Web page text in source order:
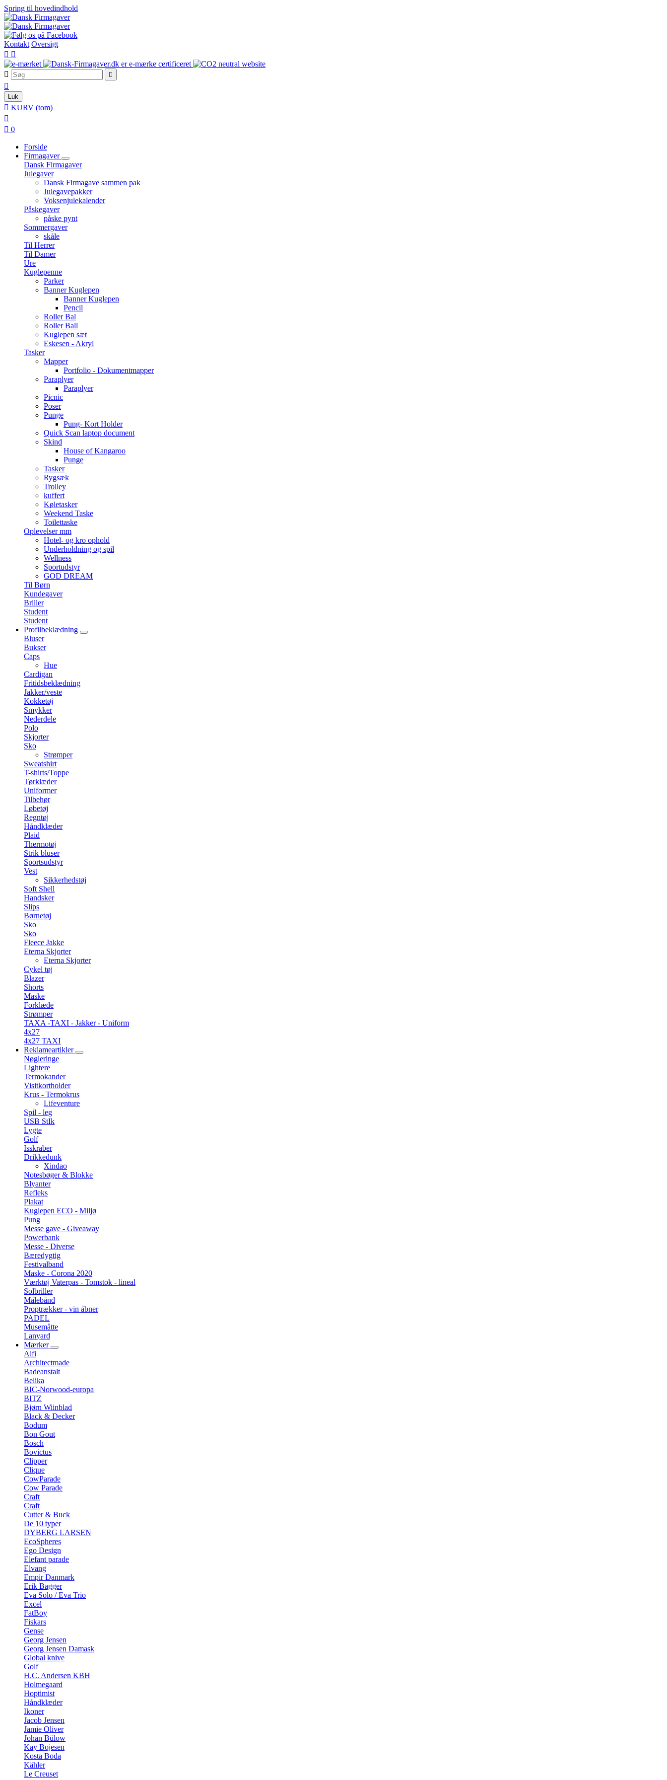
Spring til hovedindhold
Kontakt Oversigt
 
 

Luk
 KURV (tom)

 0
Forside
Firmagaver
Dansk Firmagaver
Julegaver
Dansk Firmagave sammen pak
Julegavepakker
Voksenjulekalender
Påskegaver
påske pynt
Sommergaver
skåle
Til Herrer
Til Damer
Ure
Kuglepenne
Parker
Banner Kuglepen
Banner Kuglepen
Pencil
Roller Bal
Roller Ball
Kuglepen sæt
Eskesen - Akryl
Tasker
Mapper
Portfolio - Dokumentmapper
Paraplyer
Paraplyer
Picnic
Poser
Punge
Pung- Kort Holder
Quick Scan laptop document
Skind
House of Kangaroo
Punge
Tasker
Rygsæk
Trolley
kuffert
Køletasker
Weekend Taske
Toilettaske
Oplevelser mm
Hotel- og kro ophold
Underholdning og spil
Wellness
Sportudstyr
GOD DREAM
Til Børn
Kundegaver
Briller
Student
Student
Profilbeklædning
Bluser
Bukser
Caps
Hue
Cardigan
Fritidsbeklædning
Jakker/veste
Kokketøj
Smykker
Nederdele
Polo
Skjorter
Sko
Strømper
Sweatshirt
T-shirts/Toppe
Tørklæder
Uniformer
Tilbehør
Løbetøj
Regntøj
Håndklæder
Plaid
Thermotøj
Strik bluser
Sportsudstyr
Vest
Sikkerhedstøj
Soft Shell
Handsker
Slips
Børnetøj
Sko
Sko
Fleece Jakke
Eterna Skjorter
Eterna Skjorter
Cykel tøj
Blazer
Shorts
Maske
Forklæde
Strømper
TAXA -TAXI - Jakker - Uniform
4x27
4x27 TAXI
Reklameartikler
Nøgleringe
Lightere
Termokander
Visitkortholder
Krus - Termokrus
Lifeventure
Spil - leg
USB StIk
Lygte
Golf
Isskraber
Drikkedunk
Xindao
Notesbøger & Blokke
Blyanter
Refleks
Plakat
Kuglepen ECO - Miljø
Pung
Messe gave - Giveaway
Powerbank
Messe - Diverse
Bæredygtig
Festivalband
Maske - Corona 2020
Værktøj Vaterpas - Tomstok - lineal
Solbriller
Målebånd
Proptrækker - vin åbner
PADEL
Musemåtte
Lanyard
Mærker
Alfi
Architectmade
Badeanstalt
Belika
BIC-Norwood-europa
BITZ
Bjørn Wiinblad
Black & Decker
Bodum
Bon Gout
Bosch
Bovictus
Clipper
Clique
CowParade
Cow Parade
Craft
Craft
Cutter & Buck
De 10 typer
DYBERG LARSEN
EcoSpheres
Ego Design
Elefant parade
Elvang
Empir Danmark
Erik Bagger
Eva Solo / Eva Trio
Excel
FatBoy
Fiskars
Gense
Georg Jensen
Georg Jensen Damask
Global knive
Golf
H.C. Andersen KBH
Holmegaard
Hoptimist
Håndklæder
Ikoner
Jacob Jensen
Jamie Oliver
Johan Bülow
Kay Bojesen
Kosta Boda
Kähler
Le Creuset